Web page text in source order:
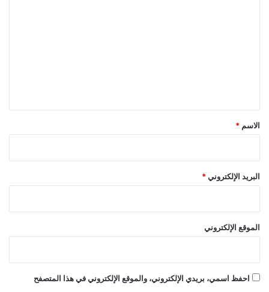
*
الاسم *
البريد الإلكتروني *
الموقع الإلكتروني
احفظ اسمي، بريدي الإلكتروني، والموقع الإلكتروني في هذا المتصفح